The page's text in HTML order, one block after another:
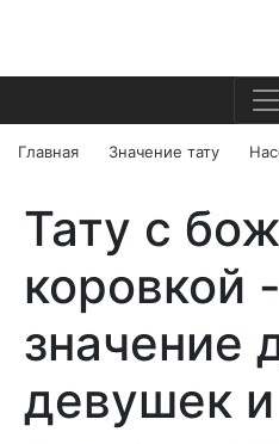
Главная Значение тату
Тату с
коровкой -
значение
девушек